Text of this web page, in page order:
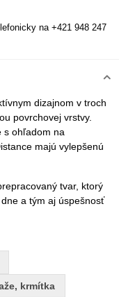
na +421 948 247
dizajnom v troch
povrchovej vrstvy.
s ohľadom na
majú vylepšenú
tvar, ktorý
a tým aj úspešnosť
krmítka